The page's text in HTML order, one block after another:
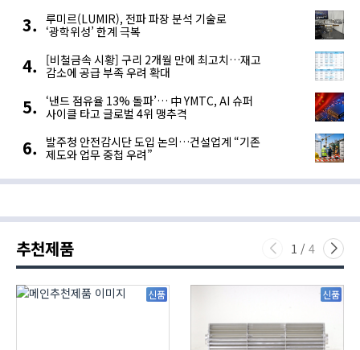
루미르(LUMIR), 전파 파장 분석 기술로
‘광학위성’ 한계 극복
[비철금속 시황] 구리 2개월 만에 최고치…재고
감소에 공급 부족 우려 확대
‘낸드 점유율 13% 돌파’… 中 YMTC, AI 슈퍼
사이클 타고 글로벌 4위 맹추격
발주청 안전감시단 도입 논의…건설업계 “기존
제도와 업무 중첩 우려”
추천제품 1 / 4
신품 신품